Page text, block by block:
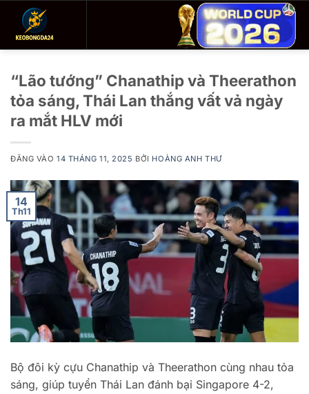
“Lão tướng” Chanathip và Theerathon
tỏa sáng, Thái Lan thắng vất vả ngày
ra mắt HLV mới
ĐĂNG VÀO14 THÁNG 11, 2025 BỞI HOÀNG ANH THƯ
14
Th11
Bộ đôi kỳ cựu Chanathip và Theerathon cùng nhau tỏa
sáng, giúp tuyển Thái Lan đánh bại Singapore 4-2,